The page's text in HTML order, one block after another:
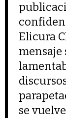
Elicura
se